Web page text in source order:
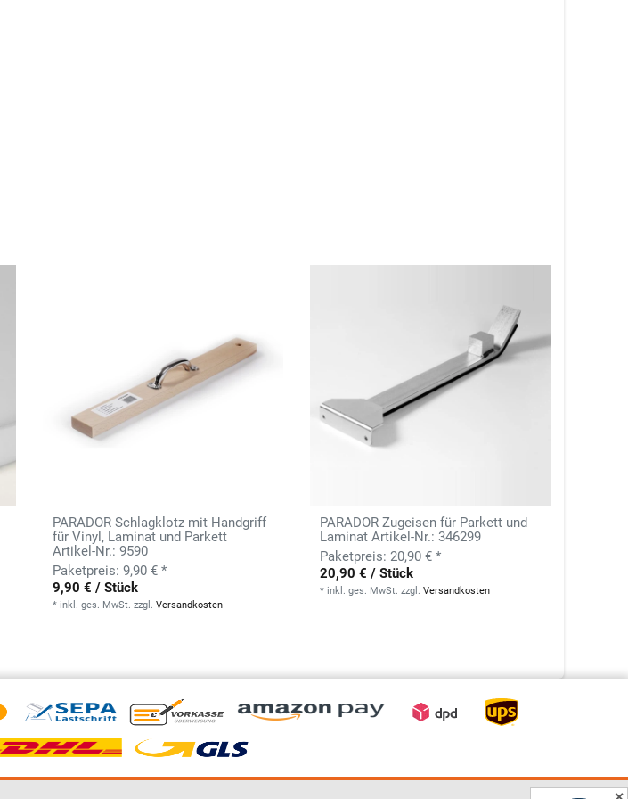
PARADOR Schlagklotz mit Handgriff
für Vinyl, Laminat und Parkett
Artikel-Nr.: 9590
9,90 € *
9,90 € / Stück
* inkl. ges. MwSt. zzgl.Versandkosten
PARADOR Zugeisen für Parkett und
Laminat Artikel-Nr.: 346299
20,90 € *
20,90 € / Stück
* inkl. ges. MwSt. zzgl.Versandkosten